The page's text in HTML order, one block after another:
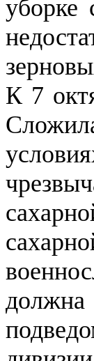
уборке
К 7